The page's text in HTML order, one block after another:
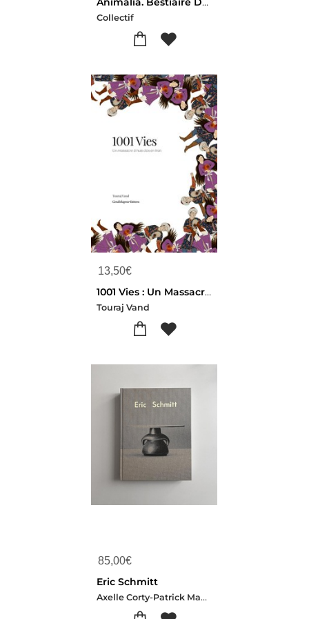
Collectif
13,50€
1001 Vies : Un Massacre A Huis Clos En Iran
Touraj Vand
85,00€
Eric Schmitt
Axelle Corty-Patrick Mauries